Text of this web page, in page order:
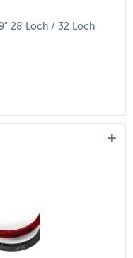
28 Loch / 32 Loch